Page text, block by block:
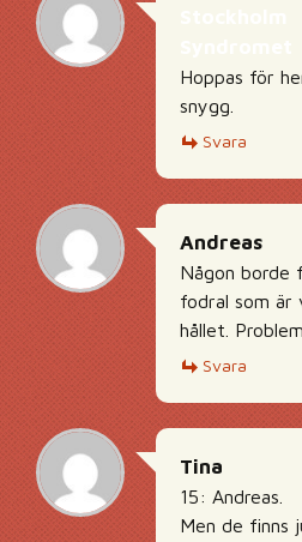
Hoppas för
snygg.
Svara
Andreas
Någon
fodral som är
hållet.
Svara
Tina
15: Andreas.
Men de finns